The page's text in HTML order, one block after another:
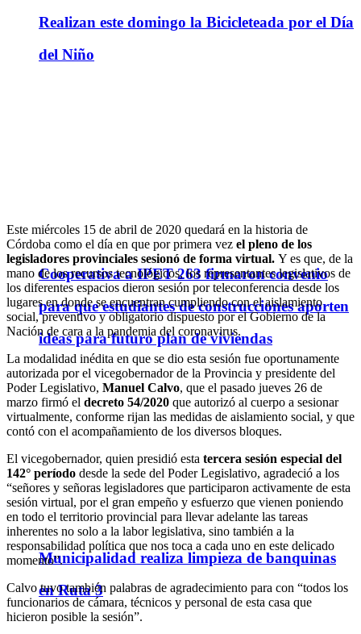
Realizan este domingo la Bicicleteada por el Día
del Niño
Cooperativa a IPET 263 firmaron convenio
para que estudiantes de construcciones aporten
ideas para futuro plan de viviendas
Municipalidad realiza limpieza de banquinas
en Ruta 3
Este miércoles 15 de abril de 2020 quedará en la historia de
Córdoba como el día en que por primera vez el pleno de los
legisladores provinciales sesionó de forma virtual. Y es que, de la
mano de los recursos tecnológicos, los representantes legislativos de
los diferentes espacios dieron sesión por teleconferencia desde los
lugares en donde se encuentran cumpliendo con el aislamiento
social, preventivo y obligatorio dispuesto por el Gobierno de la
Nación de cara a la pandemia del coronavirus.
La modalidad inédita en que se dio esta sesión fue oportunamente
autorizada por el vicegobernador de la Provincia y presidente del
Poder Legislativo, Manuel Calvo, que el pasado jueves 26 de
marzo firmó el decreto 54/2020 que autorizó al cuerpo a sesionar
virtualmente, conforme rijan las medidas de aislamiento social, y que
contó con el acompañamiento de los diversos bloques.
El vicegobernador, quien presidió esta tercera sesión especial del
142° período desde la sede del Poder Legislativo, agradeció a los
“señores y señoras legisladores que participaron activamente de esta
sesión virtual, por el gran empeño y esfuerzo que vienen poniendo
en todo el territorio provincial para llevar adelante las tareas
inherentes no solo a la labor legislativa, sino también a la
responsabilidad política que nos toca a cada uno en este delicado
momento”.
Calvo tuvo también palabras de agradecimiento para con “todos los
funcionarios de cámara, técnicos y personal de esta casa que
hicieron posible la sesión”.